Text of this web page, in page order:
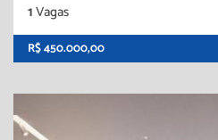
1Vagas
R$ 450.000,00